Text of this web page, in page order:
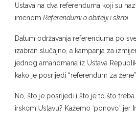
Ustava na dva referenduma koji su
imenom Referendumi o obitelji i skrbi.
Datum održavanja referenduma po
izabran slučajno, a kampanja za
jednog amandmana iz Ustava
kako je posrijedi “referendum za
No, što je posrijedi i što je to što
irskom Ustavu? Kažemo ‘ponovo’,